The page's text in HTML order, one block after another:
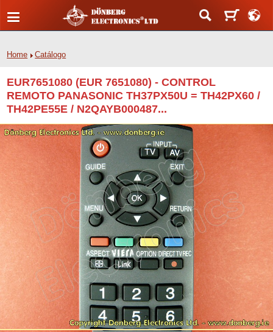
Home Catálogo
EUR7651080 (EUR 7651080) - CONTROL
REMOTO PANASONIC TH37PX50U = TH42PX60 /
TH42PE55E / N2QAYB000487...